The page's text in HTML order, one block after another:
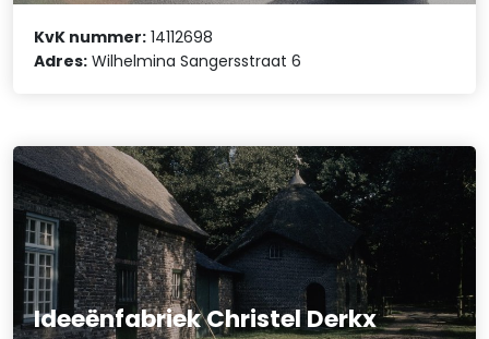
KvK nummer: 14112698
Adres: Wilhelmina Sangersstraat 6
Ideeënfabriek Christel Derkx